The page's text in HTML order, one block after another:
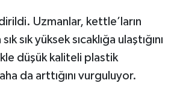
Uzmanlar, kettle’ların
sık yüksek sıcaklığa ulaştığını
düşük kaliteli plastik
da arttığını vurguluyor.